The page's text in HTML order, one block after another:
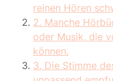
reinen Hören
2. Manche
oder Musik, die
können.
3. Die Stimme